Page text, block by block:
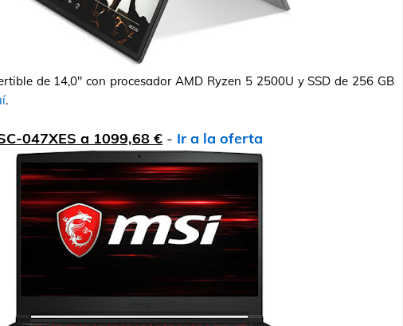
de 14,0" con procesador AMD Ryzen 5 2500U y SSD de 256 GB
.
047XES a 1099,68 € - Ir a la oferta